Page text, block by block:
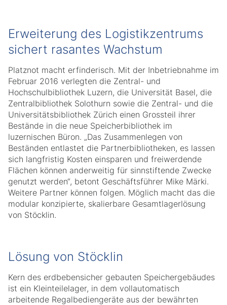
Erweiterung des Logistikzentrums
sichert rasantes Wachstum
Platznot macht erfinderisch. Mit der Inbetriebnahme im
Februar 2016 verlegten die Zentral- und
Hochschulbibliothek Luzern, die Universität Basel, die
Zentralbibliothek Solothurn sowie die Zentral- und die
Universitätsbibliothek Zürich einen Grossteil ihrer
Bestände in die neue Speicherbibliothek im
luzernischen Büron. „Das Zusammenlegen von
Beständen entlastet die Partnerbibliotheken, es lassen
sich langfristig Kosten einsparen und freiwerdende
Flächen können anderweitig für sinnstiftende Zwecke
genutzt werden“, betont Geschäftsführer Mike Märki.
Weitere Partner können folgen. Möglich macht das die
modular konzipierte, skalierbare Gesamtlagerlösung
von Stöcklin.
Lösung von Stöcklin
Kern des erdbebensicher gebauten Speichergebäudes
ist ein Kleinteilelager, in dem vollautomatisch
arbeitende Regalbediengeräte aus der bewährten